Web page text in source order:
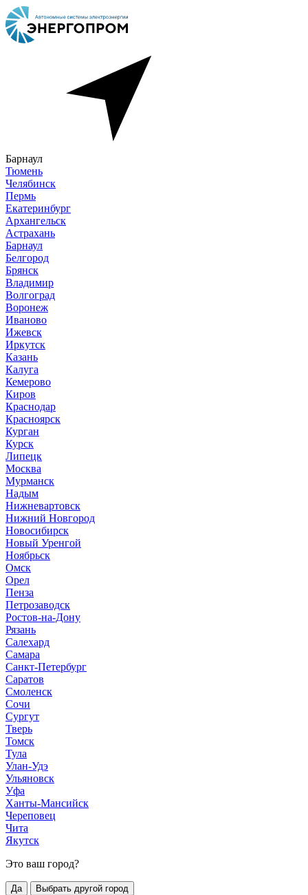
Барнаул
Тюмень
Челябинск
Пермь
Екатеринбург
Архангельск
Астрахань
Барнаул
Белгород
Брянск
Владимир
Волгоград
Воронеж
Иваново
Ижевск
Иркутск
Казань
Калуга
Кемерово
Киров
Краснодар
Красноярск
Курган
Курск
Липецк
Москва
Мурманск
Надым
Нижневартовск
Нижний Новгород
Новосибирск
Новый Уренгой
Ноябрьск
Омск
Орел
Пенза
Петрозаводск
Ростов-на-Дону
Рязань
Салехард
Самара
Санкт-Петербург
Саратов
Смоленск
Сочи
Сургут
Тверь
Томск
Тула
Улан-Удэ
Ульяновск
Уфа
Ханты-Мансийск
Череповец
Чита
Якутск
Это ваш город?
Да Выбрать другой город